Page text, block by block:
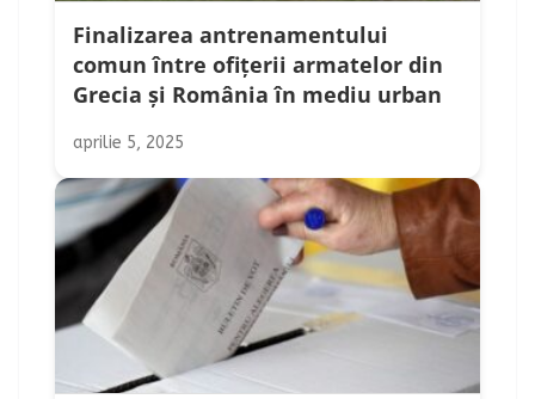
Finalizarea antrenamentului
comun între ofițerii armatelor din
Grecia și România în mediu urban
aprilie 5, 2025